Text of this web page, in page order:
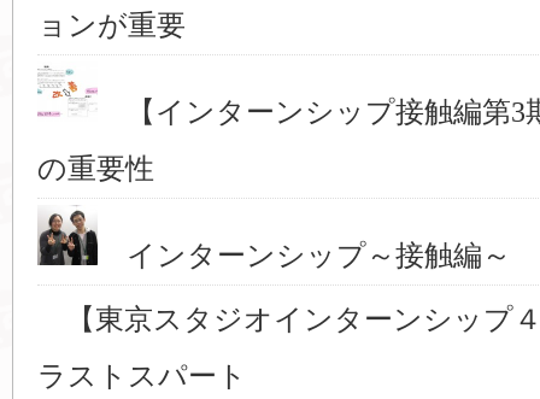
ョンが重要
【インターンシップ接触編第3
の重要性
インターンシップ～接触編
【東京スタジオインターンシップ
ラストスパート